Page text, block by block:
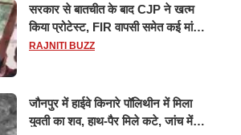
सरकार से बातचीत के बाद CJP ने खत्म
किया प्रोटेस्ट, FIR वापसी समेत कई मांगों
पर बनी सहमति
RAJNITI BUZZ
जौनपुर में हाईवे किनारे पॉलिथीन में मिला
युवती का शव, हाथ-पैर मिले कटे, जांच में